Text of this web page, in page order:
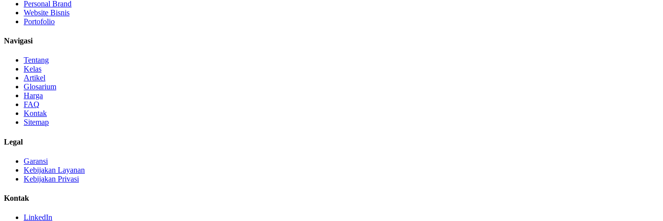
Personal Brand
Website Bisnis
Portofolio
Navigasi
Tentang
Kelas
Artikel
Glosarium
Harga
FAQ
Kontak
Sitemap
Legal
Garansi
Kebijakan Layanan
Kebijakan Privasi
Kontak
LinkedIn